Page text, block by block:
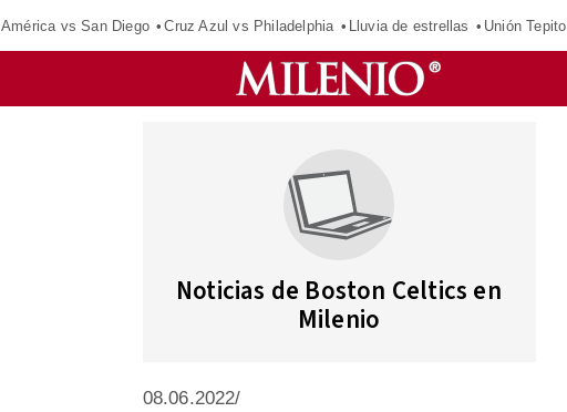
América vs San Diego Cruz Azul vs Philadelphia Lluvia de estrellas Unión Tepito
Noticias de Boston Celtics en
Milenio
08.06.2022/